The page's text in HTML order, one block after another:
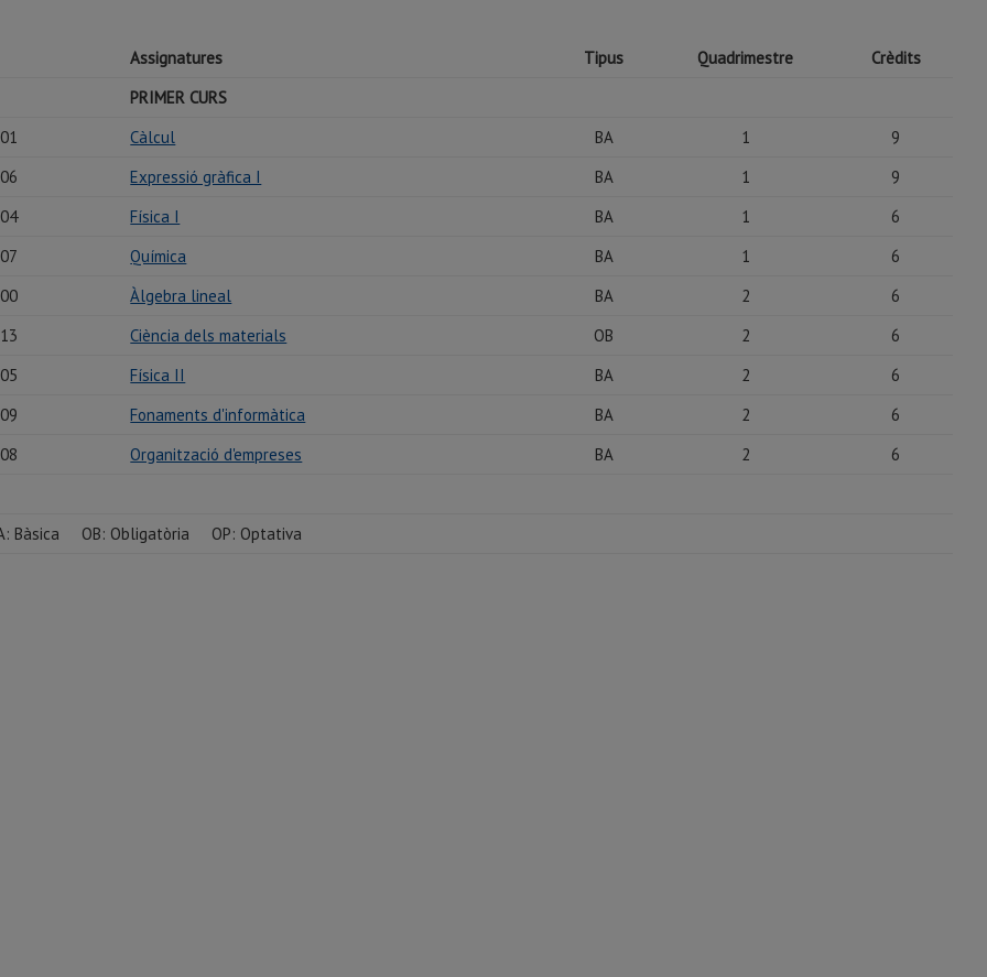
Assignatures Tipus Quadrimestre
Crèdits
PRIMER CURS
Càlcul BA 1
9
Expressió gràfica I BA 1
9
Física I BA 1
6
Química BA 1
6
Àlgebra lineal BA 2
6
Ciència dels materials OB 2
6
Física II BA 2
6
Fonaments d'informàtica BA 2
6
Organització d'empreses BA 2 6
OB: Obligatòria OP: Optativa